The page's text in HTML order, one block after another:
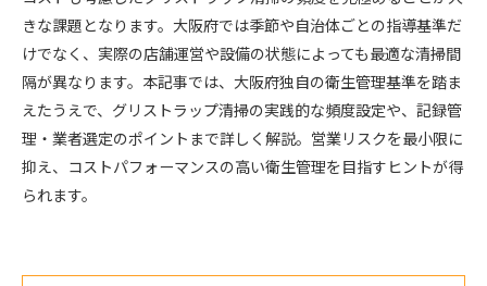
きな課題となります。大阪府では季節や自治体ごとの指導基準だ
けでなく、実際の店舗運営や設備の状態によっても最適な清掃間
隔が異なります。本記事では、大阪府独自の衛生管理基準を踏ま
えたうえで、グリストラップ清掃の実践的な頻度設定や、記録管
理・業者選定のポイントまで詳しく解説。営業リスクを最小限に
抑え、コストパフォーマンスの高い衛生管理を目指すヒントが得
られます。